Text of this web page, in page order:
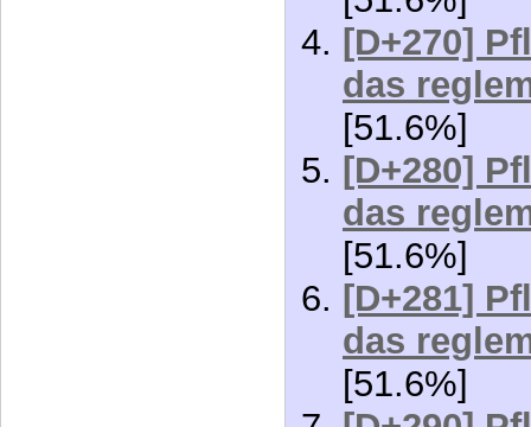
das
[51.6%]
[D+280]
das
[51.6%]
[D+281]
das
[51.6%]
[D+290]